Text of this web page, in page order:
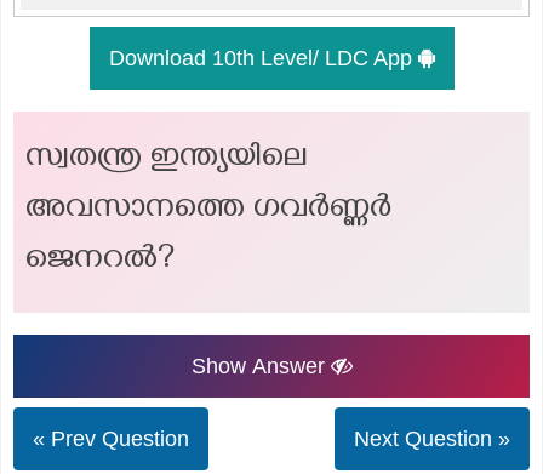
Download 10th Level/ LDC App
സ്വതന്ത്ര ഇന്ത്യയിലെ
അവസാനത്തെ ഗവർണ്ണർ
ജെനറൽ?
Show Answer
« Prev Question Next Question »